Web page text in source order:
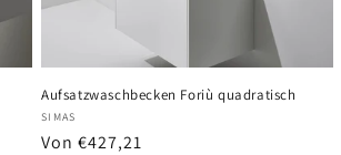
Aufsatzwaschbecken Foriù quadratisch
Anbieter:
SIMAS
Normaler
Von €427,21